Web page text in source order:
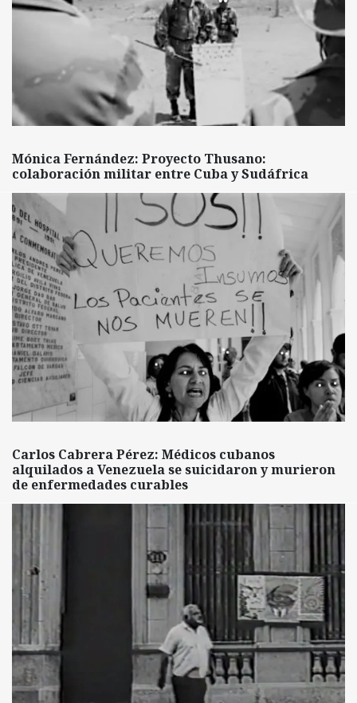
Mónica Fernández: Proyecto Thusano:
colaboración militar entre Cuba y Sudáfrica
Carlos Cabrera Pérez: Médicos cubanos
alquilados a Venezuela se suicidaron y murieron
de enfermedades curables